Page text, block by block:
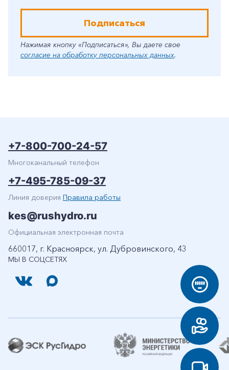
Подписаться
Нажимая кнопку «Подписаться», Вы даете свое
согласие на обработку персональных данных.
МЫ В СОЦСЕТЯХ
+7-800-700-24-57
Многоканальный телефон
+7-495-785-09-37
Линия доверия Правила работы
kes@rushydro.ru
Официальная электронная почта
660017, г. Красноярск, ул. Дубровинского, 43